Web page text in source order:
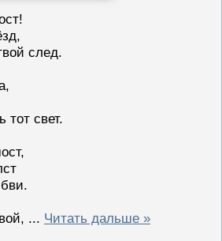
след.
тот свет.
... Читать дальше »